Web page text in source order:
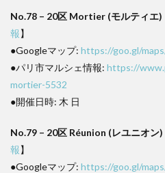
No.78 – 20区 Mortier (モルティエ)
報】
●Googleマップ: https://goo.gl/
●パリ市マルシェ情報: https://
mortier-5532
●開催日時: 木 日
No.79 – 20区 Réunion (レユニオン)
報】
●Googleマップ: https://goo.gl/